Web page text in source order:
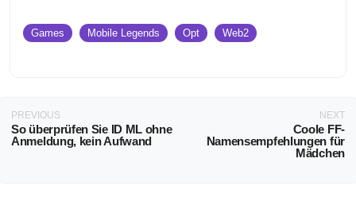
Games Mobile Legends Opt Web2
PREVIOUS
So überprüfen Sie ID ML ohne
Anmeldung, kein Aufwand
NEXT
Coole FF-
Namensempfehlungen für
Mädchen